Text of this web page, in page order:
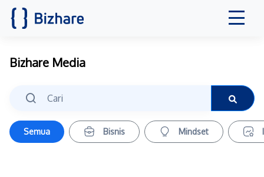
Bizhare Media
Semua Bisnis Mindset